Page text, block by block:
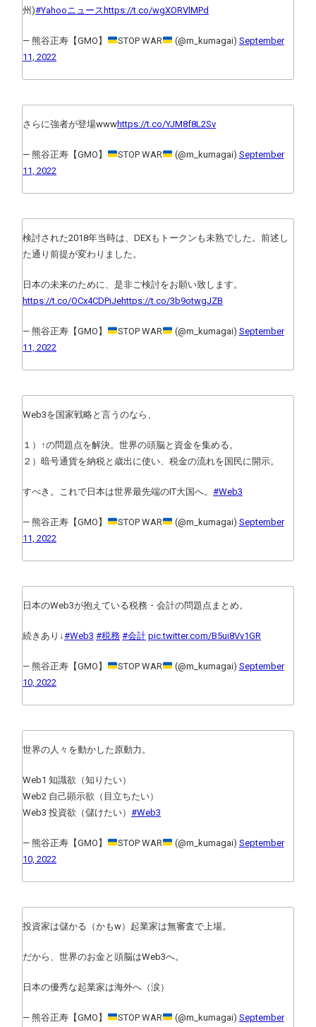
州)#Yahooニュース https://t.co/wgXORVlMPd
— 熊谷正寿【GMO】 STOP WAR (@m_kumagai) September
11, 2022
さらに強者が登場wwwhttps://t.co/YJM8f8L2Sv
— 熊谷正寿【GMO】 STOP WAR (@m_kumagai) September
11, 2022
検討された2018年当時は、DEXもトークンも未熟でした。前述し
た通り前提が変わりました。
日本の未来のために、是非ご検討をお願い致します。
https://t.co/OCx4CDPiJehttps://t.co/3b9otwgJZB
— 熊谷正寿【GMO】 STOP WAR (@m_kumagai) September
11, 2022
Web3を国家戦略と言うのなら、
１）↑の問題点を解決。世界の頭脳と資金を集める。
２）暗号通貨を納税と歳出に使い、税金の流れを国民に開示。
すべき。これで日本は世界最先端のIT大国へ。 #Web3
— 熊谷正寿【GMO】 STOP WAR (@m_kumagai) September
11, 2022
日本のWeb3が抱えている税務・会計の問題点まとめ。
続きあり↓#Web3 #税務 #会計 pic.twitter.com/B5ui8Vv1GR
— 熊谷正寿【GMO】 STOP WAR (@m_kumagai) September
10, 2022
世界の人々を動かした原動力。
Web1 知識欲（知りたい）
Web2 自己顕示欲（目立ちたい）
Web3 投資欲（儲けたい） #Web3
— 熊谷正寿【GMO】 STOP WAR (@m_kumagai) September
10, 2022
投資家は儲かる（かもw）起業家は無審査で上場。
だから、世界のお金と頭脳はWeb3へ。
日本の優秀な起業家は海外へ（涙）
— 熊谷正寿【GMO】 STOP WAR (@m_kumagai) September